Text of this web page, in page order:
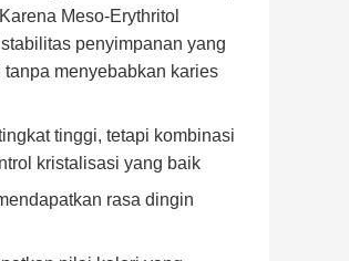
Meso-Erythritol
penyimpanan yang
menyebabkan karies
tinggi, tetapi kombinasi
kristalisasi yang baik
rasa dingin